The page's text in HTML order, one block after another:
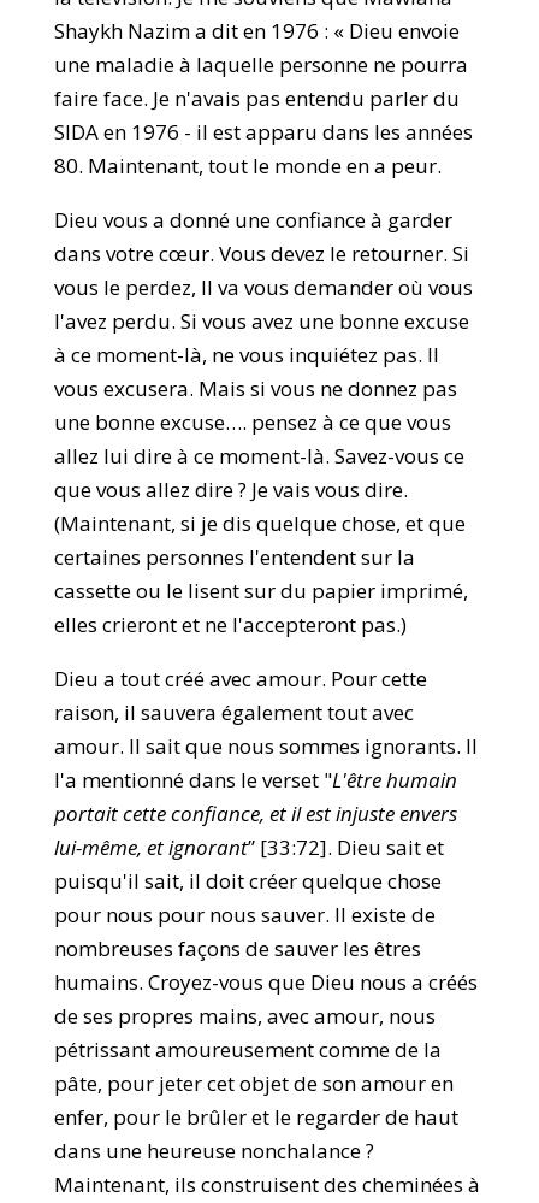
Shaykh Nazim a dit en 1976 : « Dieu envoie
une maladie à laquelle personne ne pourra
faire face. Je n'avais pas entendu parler du
SIDA en 1976 - il est apparu dans les années
80. Maintenant, tout le monde en a peur.
Dieu vous a donné une confiance à garder
dans votre cœur. Vous devez le retourner. Si
vous le perdez, Il va vous demander où vous
l'avez perdu. Si vous avez une bonne excuse
à ce moment-là, ne vous inquiétez pas. Il
vous excusera. Mais si vous ne donnez pas
une bonne excuse…. pensez à ce que vous
allez lui dire à ce moment-là. Savez-vous ce
que vous allez dire ? Je vais vous dire.
(Maintenant, si je dis quelque chose, et que
certaines personnes l'entendent sur la
cassette ou le lisent sur du papier imprimé,
elles crieront et ne l'accepteront pas.)
Dieu a tout créé avec amour. Pour cette
raison, il sauvera également tout avec
amour. Il sait que nous sommes ignorants. Il
l'a mentionné dans le verset "L'être humain
portait cette confiance, et il est injuste envers
lui-même, et ignorant” [33:72]. Dieu sait et
puisqu'il sait, il doit créer quelque chose
pour nous pour nous sauver. Il existe de
nombreuses façons de sauver les êtres
humains. Croyez-vous que Dieu nous a créés
de ses propres mains, avec amour, nous
pétrissant amoureusement comme de la
pâte, pour jeter cet objet de son amour en
enfer, pour le brûler et le regarder de haut
dans une heureuse nonchalance ?
Maintenant, ils construisent des cheminées à